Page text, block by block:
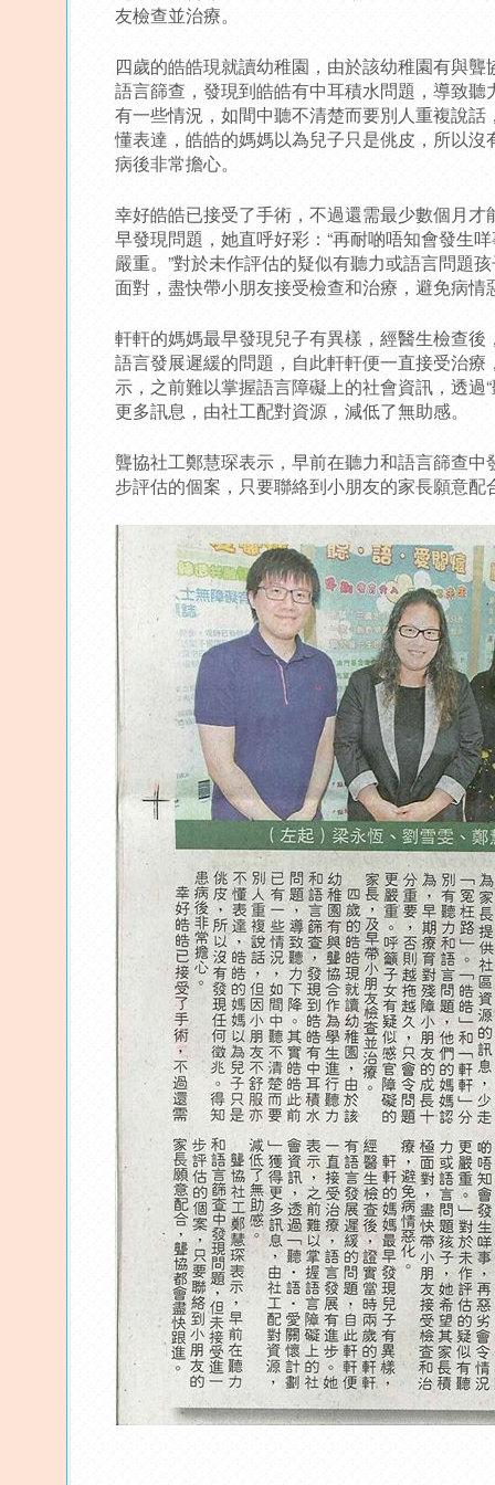
友檢查並治療。
四歲的皓皓現就讀幼稚園，由於該幼稚園有與
語言篩查，發現到皓皓有中耳積水問題，導致聽
有一些情況，如間中聽不清楚而要別人重複說話
懂表達，皓皓的媽媽以為兒子只是佻皮，所以沒
病後非常擔心。
幸好皓皓已接受了手術，不過還需最少數個月才
早發現問題，她直呼好彩：“再耐啲唔知會發生
嚴重。”對於未作評估的疑似有聽力或語言問題
面對，盡快帶小朋友接受檢查和治療，避免病情
軒軒的媽媽最早發現兒子有異樣，經醫生檢查後
語言發展遲緩的問題，自此軒軒便一直接受治療
示，之前難以掌握語言障礙上的社會資訊，透過“
更多訊息，由社工配對資源，減低了無助感。
聾協社工鄭慧琛表示，早前在聽力和語言篩查中
步評估的個案，只要聯絡到小朋友的家長願意